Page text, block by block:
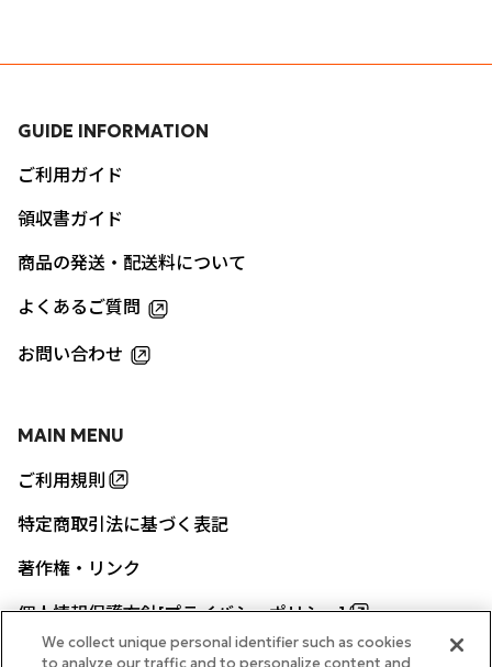
MAIN MENU
ご利用規則
特定商取引法に基づく表記
著作権・リンク
個人情報保護方針[プライバシーポリシー]
GUIDE INFORMATION
ご利用ガイド
領収書ガイド
商品の発送・配送料について
よくあるご質問
お問い合わせ
We collect unique personal identifier such as cookies
to analyze our traffic and to personalize content and